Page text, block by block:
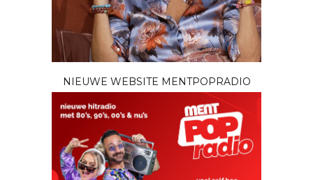
NIEUWE WEBSITE MENTPOPRADIO